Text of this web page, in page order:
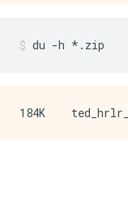
du -h *. zip